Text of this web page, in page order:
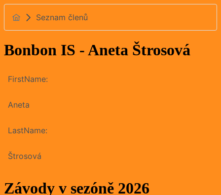
Seznam členů
Bonbon IS - Aneta Štrosová
FirstName:
Aneta
LastName:
Štrosová
Závody v sezóně 2026